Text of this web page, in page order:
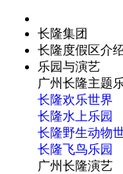
长隆集团
长隆度假区介
乐园与演艺
广州长隆主题
长隆欢乐世界
长隆水上乐园
长隆野生动物
长隆飞鸟乐园
广州长隆演艺